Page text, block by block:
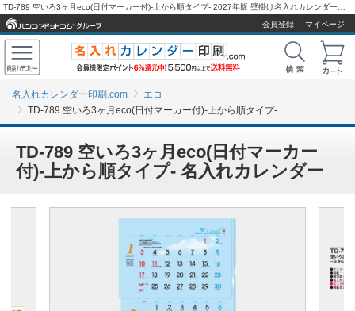
会員登録
マイページ
名入れカレンダー印刷.com
エコ
TD-789 空いろ3ヶ月eco(日付マーカー付)-上から順タイプ-
TD-789 空いろ3ヶ月eco(日付マーカー
付)-上から順タイプ- 名入れカレンダー